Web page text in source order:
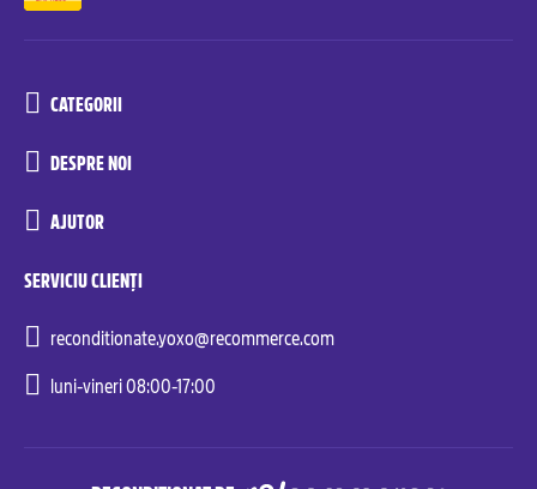
CATEGORII
DESPRE NOI
AJUTOR
SERVICIU CLIENȚI
reconditionate.yoxo@recommerce.com
luni-vineri 08:00-17:00